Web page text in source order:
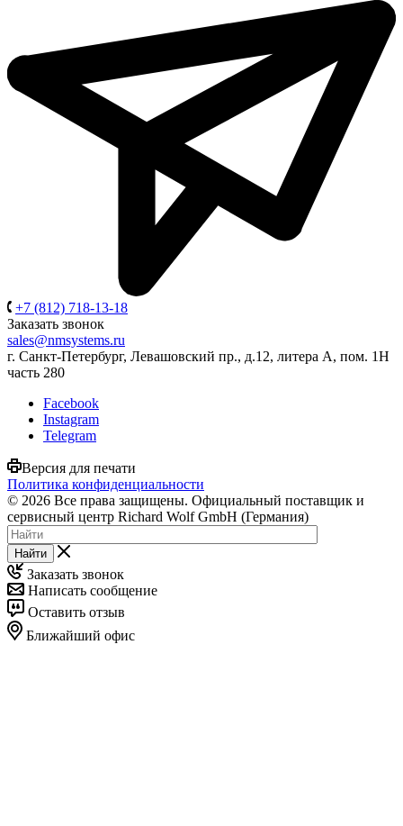
+7 (812) 718-13-18
Заказать звонок
sales@nmsystems.ru
г. Санкт-Петербург, Левашовский пр., д.12, литера А, пом. 1Н
часть 280
Facebook
Instagram
Telegram
Версия для печати
Политика конфиденциальности
© 2026 Все права защищены. Официальный поставщик и
сервисный центр Richard Wolf GmbH (Германия)
Найти
Заказать звонок
Написать сообщение
Оставить отзыв
Ближайший офис